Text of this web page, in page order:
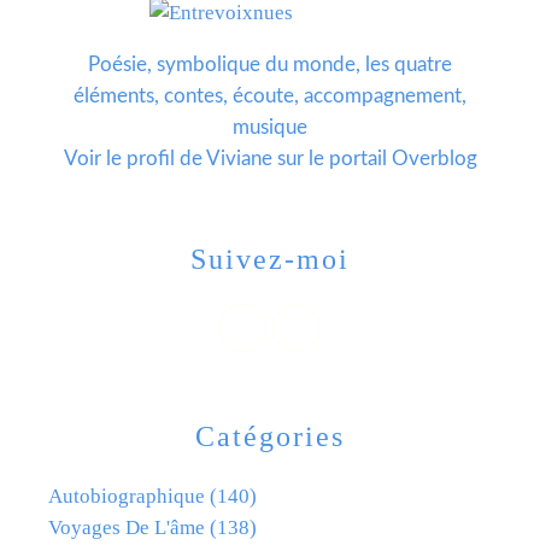
Catégories
Autobiographique (140)
Voyages De L'âme (138)
Poésie, symbolique du monde, les quatre
éléments, contes, écoute, accompagnement,
musique
Voir le profil deVivianesur le portail Overblog
Suivez-moi